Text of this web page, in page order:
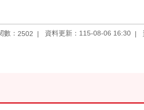
數： 2502 資料更新：115-08-06 16:30